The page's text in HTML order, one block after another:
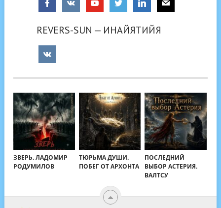
REVERS-SUN — ИНАЙЯТИЙЯ
ЗВЕРЬ. ЛАДОМИР
РОДУМИЛОВ
ТЮРЬМА ДУШИ.
ПОБЕГ ОТ АРХОНТА
ПОСЛЕДНИЙ
ВЫБОР АСТЕРИЯ.
ВАЛТСУ